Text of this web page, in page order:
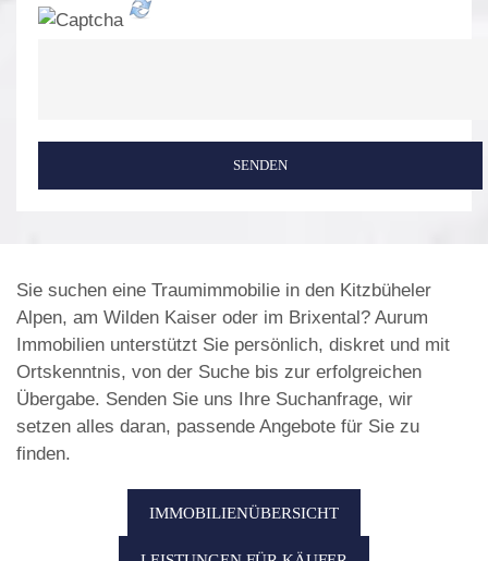
SENDEN
Sie suchen eine Traumimmobilie in den Kitzbüheler
Alpen, am Wilden Kaiser oder im Brixental? Aurum
Immobilien unterstützt Sie persönlich, diskret und mit
Ortskenntnis, von der Suche bis zur erfolgreichen
Übergabe. Senden Sie uns Ihre Suchanfrage, wir
setzen alles daran, passende Angebote für Sie zu
finden.
IMMOBILIENÜBERSICHT